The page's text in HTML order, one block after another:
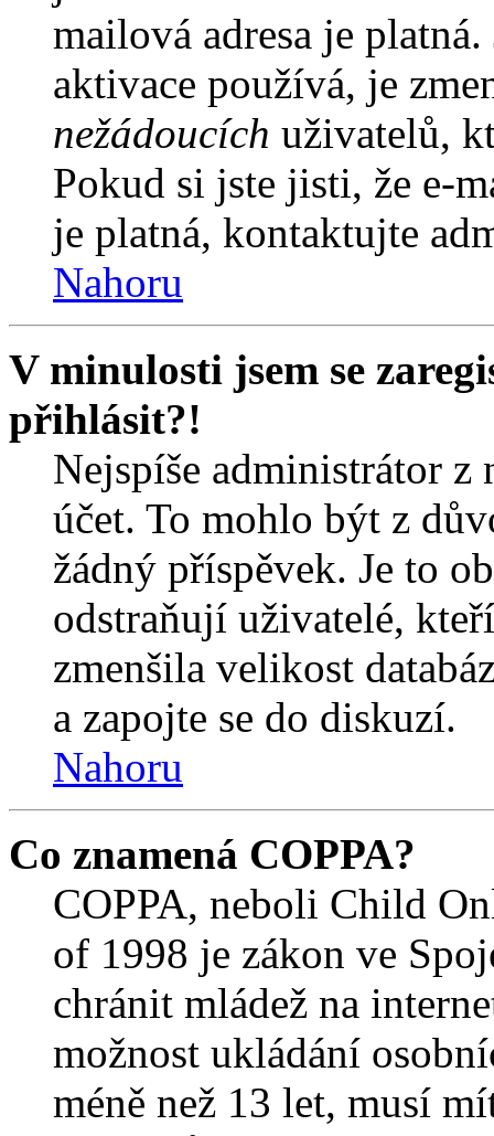
mailová adresa je
aktivace používá, je
nežádoucích uživatelů,
Pokud si jste jisti, že e-
je platná, kontaktujte
Nahoru
V minulosti jsem se
přihlásit?!
Nejspíše administrátor z
účet. To mohlo být z
žádný příspěvek. Je to
odstraňují uživatelé,
zmenšila velikost
a zapojte se do diskuzí.
Nahoru
Co znamená COPPA?
COPPA, neboli Child
of 1998 je zákon ve
chránit mládež na
možnost ukládání
méně než 13 let, musí